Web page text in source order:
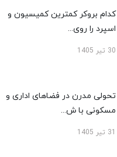
کدام بروکر کمترین کمیسیون و
اسپرد را روی...
30 تیر 1405
تحولی مدرن در فضاهای اداری و
مسکونی با ش...
31 تیر 1405